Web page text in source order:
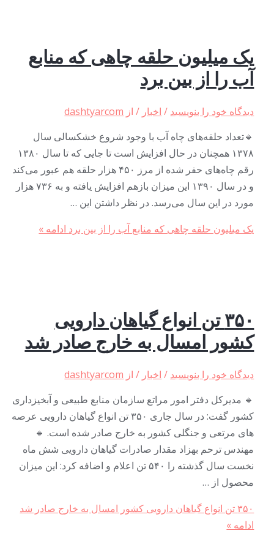
یک میلیون حلقه چاهی که منابع
آب را از بین برد
دیدگاه‌ خود را بنویسید/اخبار/ ازdashtyarcom
🔹تعداد حلقه‌های چاه آب با وجود شروع خشکسالی سال
۱۳۷۸ همچنان در حال افزایش است تا جایی که تا سال ۱۳۸۰
رقم چاه‌های حفر شده از مرز ۴۵۰ هزار حلقه هم عبور می‌کند
و در سال ۱۳۹۰ این میزان بازهم افزایش یافته و به ۷۳۶ هزار
مورد در این سال می‌رسد. در نظر داشتن این …
یک میلیون حلقه چاهی که منابع آب را از بین برد ادامه »
۳۵۰ تن انواع گیاهان دارویی
کشور امسال به خارج صادر شد
دیدگاه‌ خود را بنویسید/اخبار/ ازdashtyarcom
🔹 مدیرکل دفتر امور مراتع سازمان منابع طبیعی و آبخیزداری
کشور گفت: در سال جاری ۳۵۰ تن انواع گیاهان دارویی عرصه
های مرتعی و جنگلی کشور به خارج صادر شده است. 🔹
مهندس ترحم بهزاد مقدار صادرات گیاهان دارویی شش ماه
نخست سال گذشته را ۵۴۰ تن اعلام و اضافه کرد: این میزان
محصول از …
۳۵۰ تن انواع گیاهان دارویی کشور امسال به خارج صادر شد
ادامه »